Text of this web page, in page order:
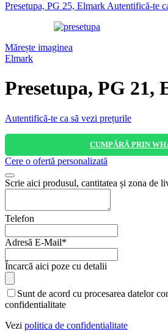
Presetupa, PG 25, Elmark Autentifică-te
Mărește imaginea
Elmark
Presetupa, PG 21,
Autentifică-te ca să vezi prețurile
CUMPĂRĂ PRIN
Cere o ofertă personalizată
Scrie aici produsul, cantitatea și zona de
Telefon
Adresă E-Mail*
Încarcă aici poze cu detalii
Sunt de acord cu procesarea datelor
confidentialitate
Vezi politica de confidentialitate